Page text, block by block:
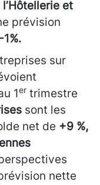
l’Hôtellerie et
prévision
-1%.
sur
1er trimestre
sont les
net de +9 %,
nette